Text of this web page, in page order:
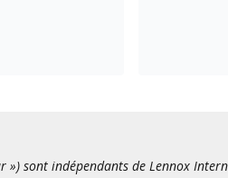
sont indépendants de Lennox